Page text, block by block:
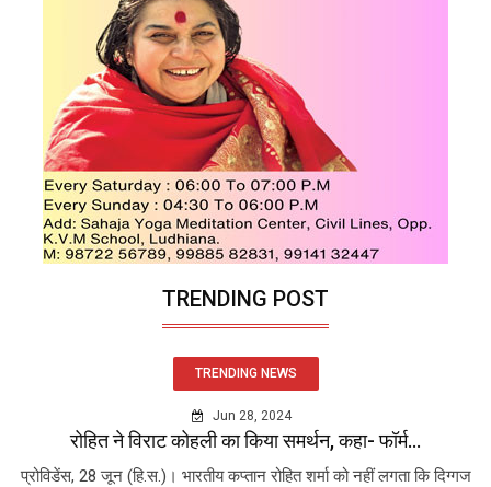
TRENDING POST
TRENDING NEWS
Jun 28, 2024
रोहित ने विराट कोहली का किया समर्थन, कहा- फॉर्म...
प्रोविडेंस, 28 जून (हि.स.)। भारतीय कप्तान रोहित शर्मा को नहीं लगता कि दिग्गज